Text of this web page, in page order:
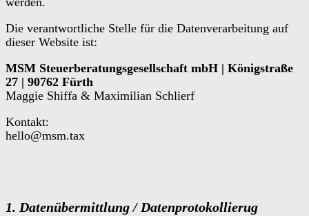
Die verantwortliche Stelle für die Datenverarbeitung auf
dieser Website ist:
MSM Steuerberatungsgesellschaft mbH | Königstraße
27 | 90762 Fürth
Maggie Shiffa & Maximilian Schlierf
Kontakt:
hello@msm.tax
1. Datenübermittlung / Datenprotokollierug